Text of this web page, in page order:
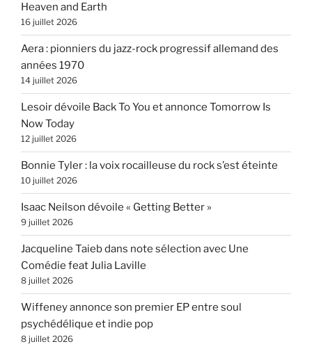
Heaven and Earth
16 juillet 2026
Aera : pionniers du jazz-rock progressif allemand des
années 1970
14 juillet 2026
Lesoir dévoile Back To You et annonce Tomorrow Is
Now Today
12 juillet 2026
Bonnie Tyler : la voix rocailleuse du rock s’est éteinte
10 juillet 2026
Isaac Neilson dévoile « Getting Better »
9 juillet 2026
Jacqueline Taieb dans note sélection avec Une
Comédie feat Julia Laville
8 juillet 2026
Wiffeney annonce son premier EP entre soul
psychédélique et indie pop
8 juillet 2026